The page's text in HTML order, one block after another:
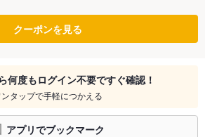
クーポンを見る
何度もログイン不要ですぐ確認！
ンタップで手軽につかえる
アプリでブックマーク